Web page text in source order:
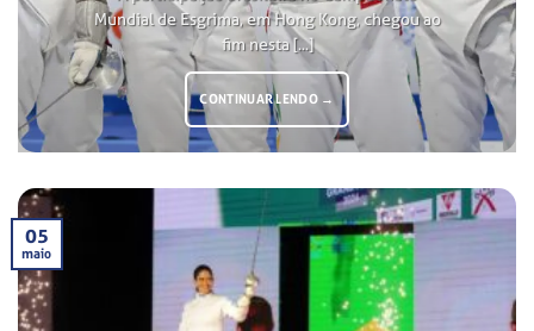
Mundial de Esgrima, em Hong Kong, chegou ao
fim nesta [...]
CONTINUAR LENDO →
05
maio